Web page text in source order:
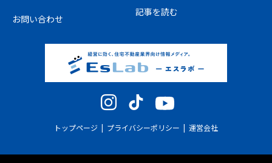
お問い合わせ
記事を読む
YouTube
トップページ プライバシーポリシー 運営会社